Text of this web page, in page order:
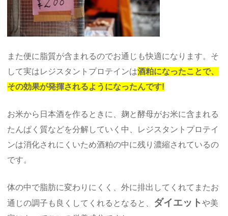
また便に脂質が含まれるのでお通じも快適になります。そ
して実はレジスタントプロテインは酒粕になったことで、
その効果が発揮されるようになったんです!
お米から日本酒を作るときに、麹と酵母がお米に含まれる
たんぱく質などを分解していく中、レジスタントプロテイ
ンは消化されにくいため酒粕の中に残り濃縮されているの
です。
体の中で脂肪に変わりにくく、外に排出してくれてまたお
通じの調子も良くしてくれるとなると、 ダイエットや美